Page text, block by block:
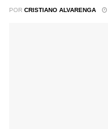
POR CRISTIANO ALVARENGA